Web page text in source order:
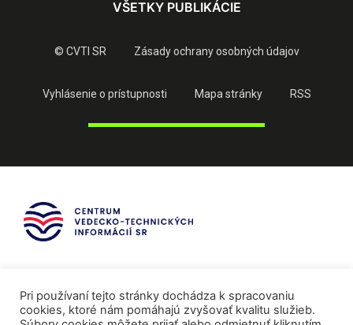
VŠETKY PUBLIKÁCIE
© CVTI SR Zásady ochrany osobných údajov
Vyhlásenie o prístupnosti Mapa stránky RSS
Pri používaní tejto stránky dochádza k spracovaniu
cookies, ktoré nám pomáhajú zvyšovať kvalitu služieb.